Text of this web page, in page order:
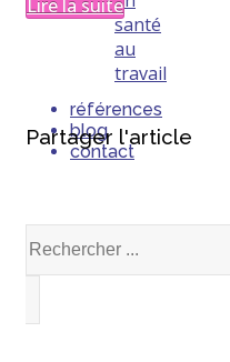
santé
au
travail
références
blog
contact
Lire la suite
Partager l'article